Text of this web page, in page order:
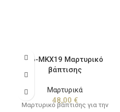
16-ΜΚΧ19 Μαρτυρικό
βάπτισης
Μαρτυρικά
48,00 €
Μαρτυρικό βάπτισης για την